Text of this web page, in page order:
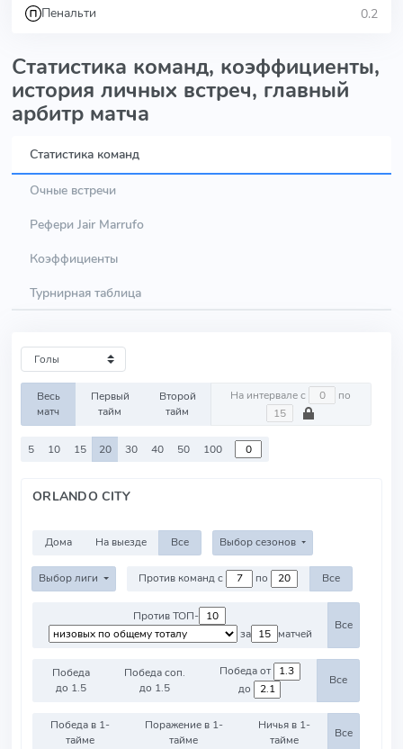
Пенальти 0.2
Статистика команд, коэффициенты,
история личных встреч, главный
арбитр матча
Статистика команд
Очные встречи
Рефери Jair Marrufo
Коэффициенты
Турнирная таблица
Весь
матч
Первый
тайм
Второй
тайм
На интервале с по
5 10 15 20 30 40 50 100
ORLANDO CITY
Дома На выезде Все Выбор сезонов
Выбор лиги Против команд с по Все
Против ТОП-
за
матчей
Все
Победа
до 1.5
Победа соп.
до 1.5
Победа от
до
Все
Победа в 1-
тайме
Поражение в 1-
тайме
Ничья в 1-
тайме
Все